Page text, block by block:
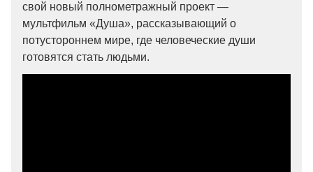
свой новый полнометражный проект —
мультфильм «Душа», рассказывающий о
потустороннем мире, где человеческие души
готовятся стать людьми.